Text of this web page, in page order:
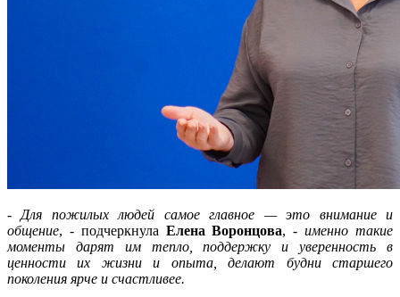
- Для пожилых людей самое главное — это внимание и
общение, - подчеркнула Елена Воронцова, -именно такие
моменты дарят им тепло, поддержку и уверенность в
ценности их жизни и опыта, делают будни старшего
поколения ярче и счастливее.